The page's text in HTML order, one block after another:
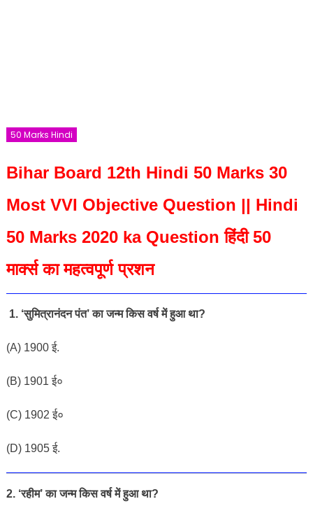
50 Marks Hindi
Bihar Board 12th Hindi 50 Marks 30
Most VVI Objective Question || Hindi
50 Marks 2020 ka Question हिंदी 50
मार्क्स का महत्वपूर्ण प्रशन
1. ‘सुमित्रानंदन पंत’ का जन्म किस वर्ष में हुआ था?
(A) 1900ई.
(B) 1901ई०
(C) 1902ई०
(D) 1905ई.
2. ‘रहीम’ का जन्म किस वर्ष में हुआ था?